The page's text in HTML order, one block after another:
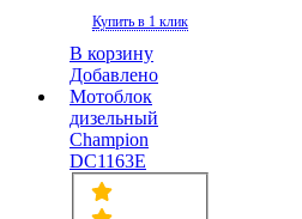
Купить в 1 клик
В корзину
Добавлено
Мотоблок
дизельный
Champion
DC1163E